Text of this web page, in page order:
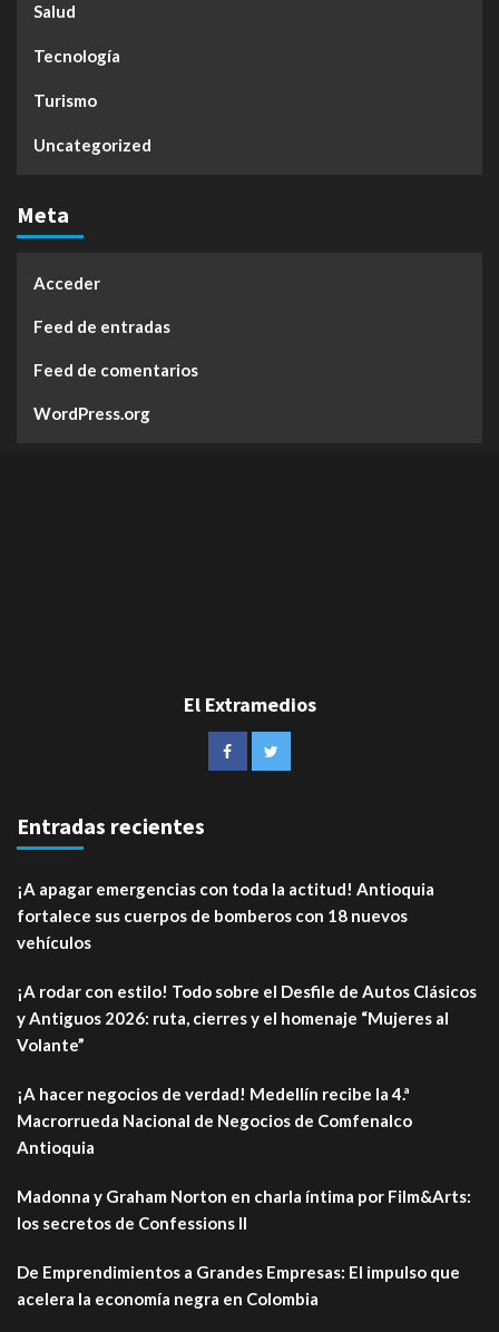
Salud
Tecnología
Turismo
Uncategorized
Meta
Acceder
Feed de entradas
Feed de comentarios
WordPress.org
El Extramedios
Entradas recientes
¡A apagar emergencias con toda la actitud! Antioquia
fortalece sus cuerpos de bomberos con 18 nuevos
vehículos
¡A rodar con estilo! Todo sobre el Desfile de Autos Clásicos
y Antiguos 2026: ruta, cierres y el homenaje “Mujeres al
Volante”
¡A hacer negocios de verdad! Medellín recibe la 4.ª
Macrorrueda Nacional de Negocios de Comfenalco
Antioquia
Madonna y Graham Norton en charla íntima por Film&Arts:
los secretos de Confessions II
De Emprendimientos a Grandes Empresas: El impulso que
acelera la economía negra en Colombia